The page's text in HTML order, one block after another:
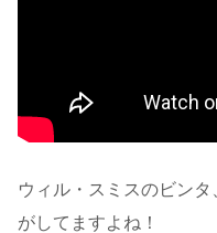
ウィル・スミスのビン
がしてますよね！